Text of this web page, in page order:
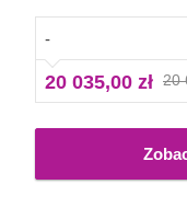
-
20 035,00 zł 20